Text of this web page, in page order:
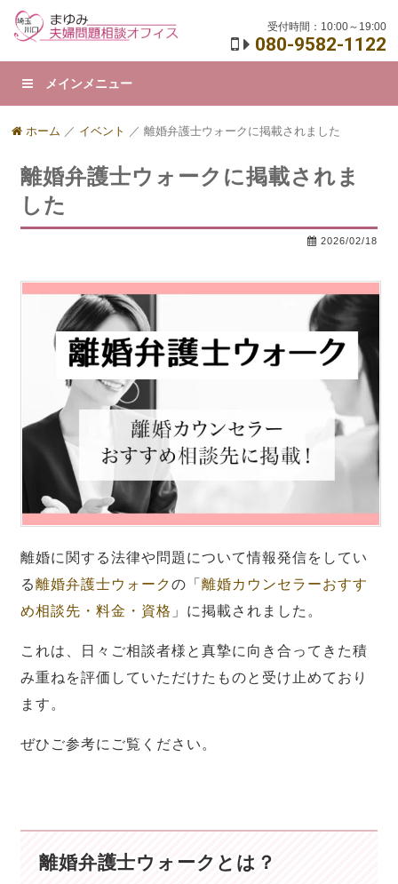
受付時間：10:00～19:00
080-9582-1122
メインメニュー
ホーム ／ イベント ／離婚弁護士ウォークに掲載されました
離婚弁護士ウォークに掲載されま
した
2026/02/18
離婚に関する法律や問題について情報発信をしてい
る離婚弁護士ウ ォークの「離婚カウンセラーおすす
め相談先・料金・資格 」 に掲載されました。
これは、日々ご相談者様と真摯に向き合ってきた積
み重ねを評価していただけたものと受け止めており
ます。
ぜひご参考にご覧ください。
離婚弁護士ウォークとは？